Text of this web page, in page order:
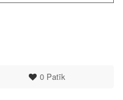
0Patīk